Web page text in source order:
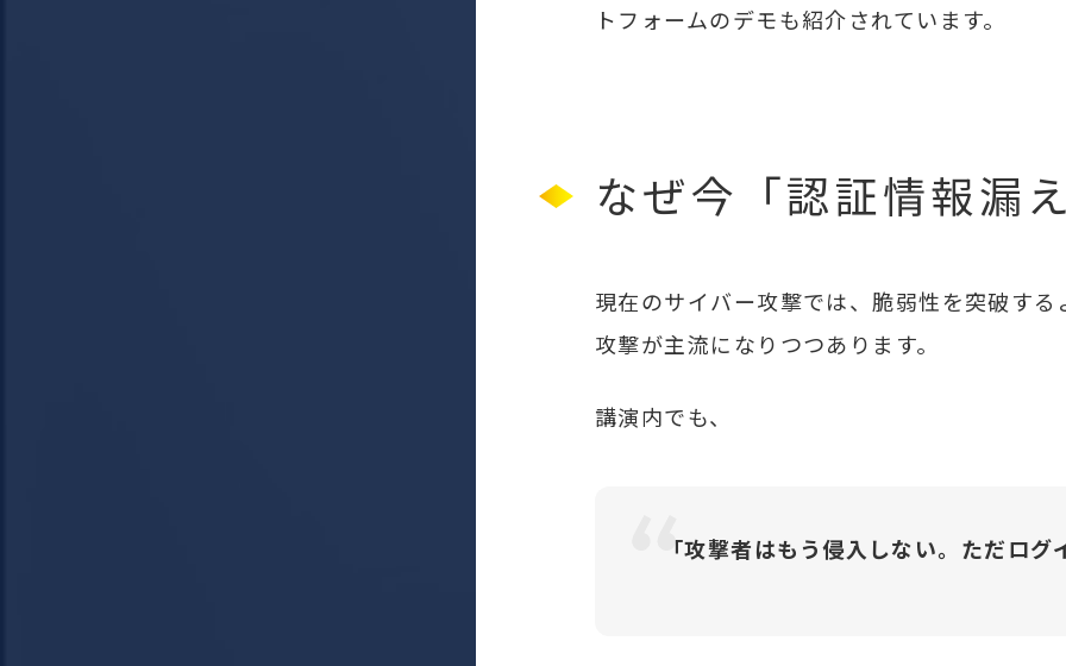
トフォームのデモも紹介されています。
なぜ今「認証情報漏
現在のサイバー攻撃では、脆弱性を突破す
攻撃が主流になりつつあります。
講演内でも、
「攻撃者はもう侵入しない。ただログ